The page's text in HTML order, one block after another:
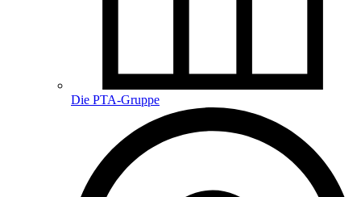
Die PTA-Gruppe